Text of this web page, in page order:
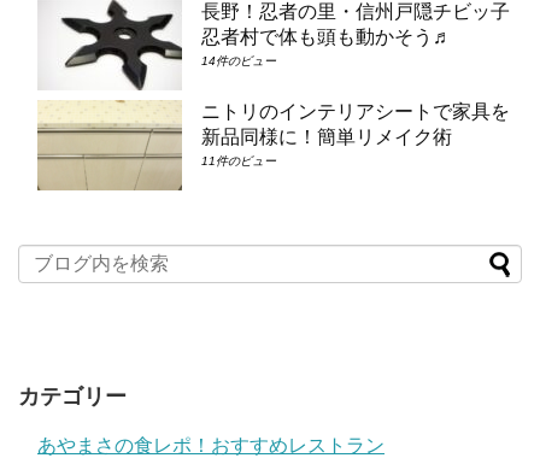
長野！忍者の里・信州戸隠チビッ子
忍者村で体も頭も動かそう♬
14件のビュー
ニトリのインテリアシートで家具を
新品同様に！簡単リメイク術
11件のビュー
カテゴリー
あやまさの食レポ！おすすめレストラン